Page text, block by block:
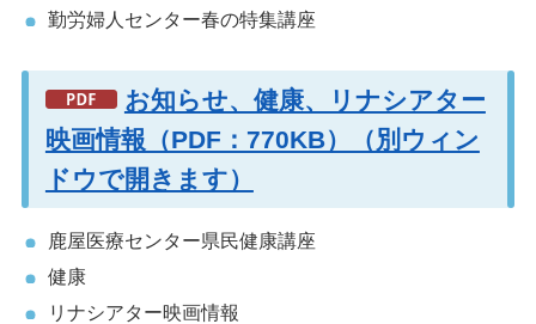
勤労婦人センター春の特集講座
お知らせ、健康、リナシアター
映画情報（PDF：770KB）（別ウィン
ドウで開きます）
鹿屋医療センター県民健康講座
健康
リナシアター映画情報